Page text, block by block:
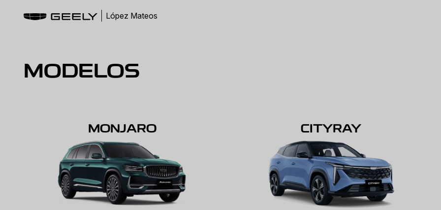
López Mateos
MODELOS
MONJARO CITYRAY